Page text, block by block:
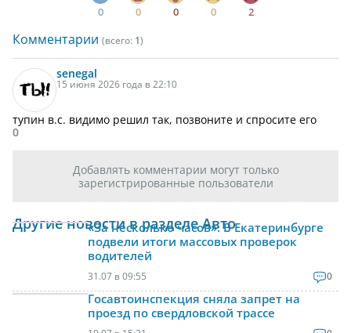
0 0 0 0 2
Комментарии (всего: 1)
senegal
15 июня 2026 года в 22:10
тупин в.с. видимо решил так, позвоните и спросите его
0
Добавлять комментарии могут только
зарегистрированные пользователи
Другие новости в разделе Авто
«За несколько часов». В Екатеринбурге
подвели итоги массовых проверок
водителей
31.07 в 09:55 0
Госавтоинспекция сняла запрет на
проезд по свердловской трассе